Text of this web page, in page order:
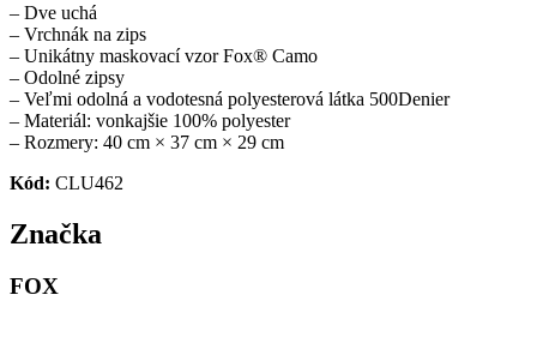
– Dve uchá
– Vrchnák na zips
– Unikátny maskovací vzor Fox® Camo
– Odolné zipsy
– Veľmi odolná a vodotesná polyesterová látka 500Denier
– Materiál: vonkajšie 100% polyester
– Rozmery: 40 cm × 37 cm × 29 cm
Kód: CLU462
Značka
FOX